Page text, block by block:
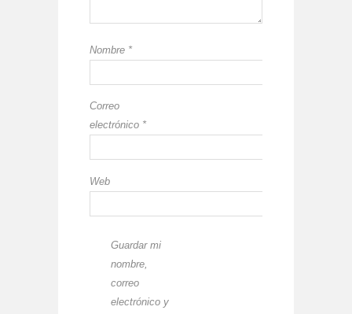
Nombre *
Correo
electrónico *
Web
Guardar mi
nombre,
correo
electrónico y